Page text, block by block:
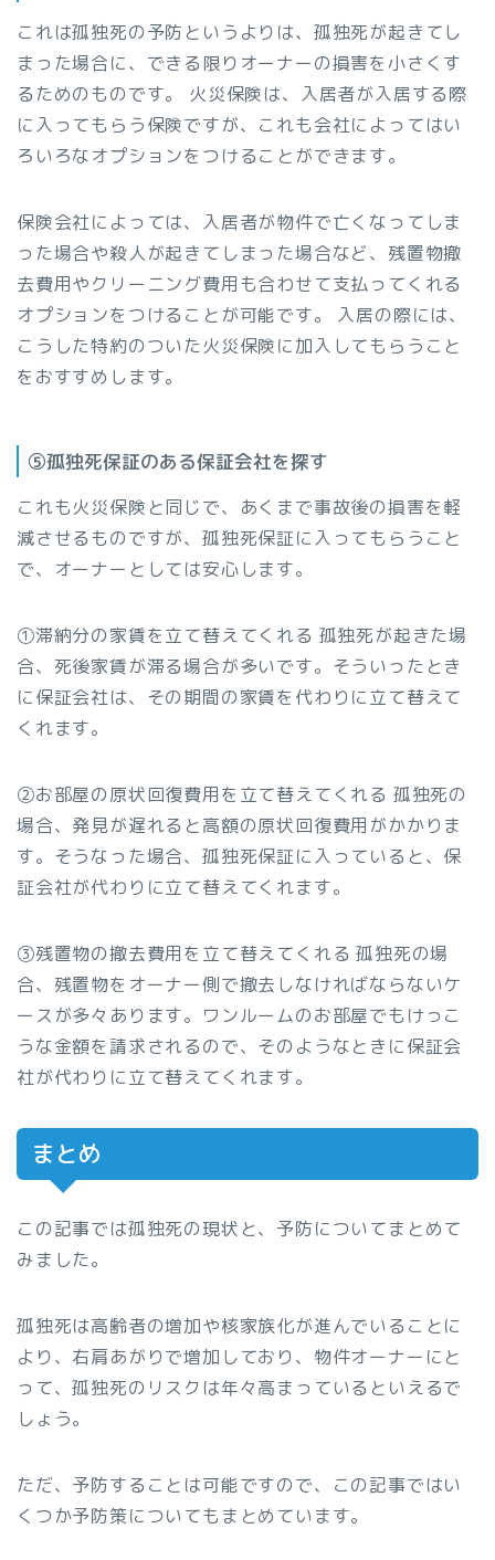
これは孤独死の予防というよりは、孤独死が起きてし
まった場合に、できる限りオーナーの損害を小さくす
るためのものです。 火災保険は、入居者が入居する際
に入ってもらう保険ですが、これも会社によってはい
ろいろなオプションをつけることができます。
保険会社によっては、入居者が物件で亡くなってしま
った場合や殺人が起きてしまった場合など、残置物撤
去費用やクリーニング費用も合わせて支払ってくれる
オプションをつけることが可能です。 入居の際には、
こうした特約のついた火災保険に加入してもらうこと
をおすすめします。
⑤孤独死保証のある保証会社を探す
これも火災保険と同じで、あくまで事故後の損害を軽
減させるものですが、孤独死保証に入ってもらうこと
で、オーナーとしては安心します。
①滞納分の家賃を立て替えてくれる 孤独死が起きた場
合、死後家賃が滞る場合が多いです。そういったとき
に保証会社は、その期間の家賃を代わりに立て替えて
くれます。
②お部屋の原状回復費用を立て替えてくれる 孤独死の
場合、発見が遅れると高額の原状回復費用がかかりま
す。そうなった場合、孤独死保証に入っていると、保
証会社が代わりに立て替えてくれます。
③残置物の撤去費用を立て替えてくれる 孤独死の場
合、残置物をオーナー側で撤去しなければならないケ
ースが多々あります。ワンルームのお部屋でもけっこ
うな金額を請求されるので、そのようなときに保証会
社が代わりに立て替えてくれます。
まとめ
この記事では孤独死の現状と、予防についてまとめて
みました。
孤独死は高齢者の増加や核家族化が進んでいることに
より、右肩あがりで増加しており、物件オーナーにと
って、孤独死のリスクは年々高まっているといえるで
しょう。
ただ、予防することは可能ですので、この記事ではい
くつか予防策についてもまとめています。